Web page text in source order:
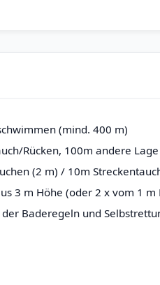
(mind. 400 m)
Rücken, 100m andere Lage
(2 m) / 10m
3 m Höhe (oder 2 x vom 1 m
der Baderegeln und